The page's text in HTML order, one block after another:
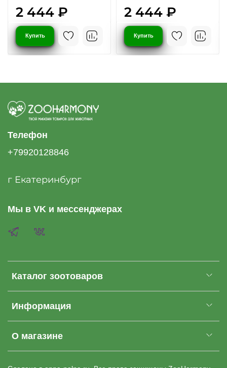
2 444 ₽
Купить
2 444 ₽
Купить
Каталог зоотоваров
Информация
О магазине
Телефон
+79920128846
г Екатеринбург
Мы в VK и мессенджерах